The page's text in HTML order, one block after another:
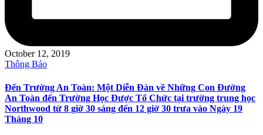
October 12, 2019
Posted
Thông Báo
Đến Trường An Toàn: Một Diễn Đàn về Những Con Đường
An Toàn đến Trường Học Được Tổ Chức tại trường trung học
Northwood từ 8 giờ 30 sáng đến 12 giờ 30 trưa vào Ngày 19
Tháng 10